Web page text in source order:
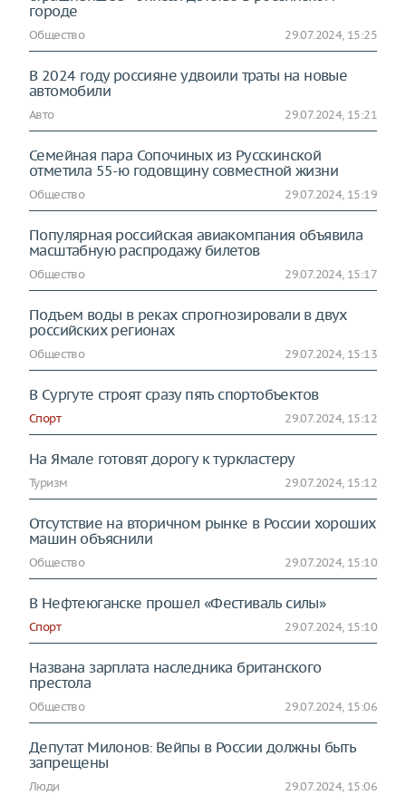
городе
Общество 29.07.2024, 15:25
В 2024 году россияне удвоили траты на новые
автомобили
Авто 29.07.2024, 15:21
Семейная пара Сопочиных из Русскинской
отметила 55-ю годовщину совместной жизни
Общество 29.07.2024, 15:19
Популярная российская авиакомпания объявила
масштабную распродажу билетов
Общество 29.07.2024, 15:17
Подъем воды в реках спрогнозировали в двух
российских регионах
Общество 29.07.2024, 15:13
В Сургуте строят сразу пять спортобъектов
Спорт 29.07.2024, 15:12
На Ямале готовят дорогу к туркластеру
Туризм 29.07.2024, 15:12
Отсутствие на вторичном рынке в России хороших
машин объяснили
Общество 29.07.2024, 15:10
В Нефтеюганске прошел «Фестиваль силы»
Спорт 29.07.2024, 15:10
Названа зарплата наследника британского
престола
Общество 29.07.2024, 15:06
Депутат Милонов: Вейпы в России должны быть
запрещены
Люди 29.07.2024, 15:06